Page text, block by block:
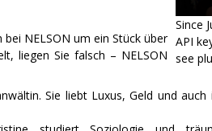
Since
API
see
bei NELSON um ein Stück über
liegen Sie falsch – NELSON
Sie liebt Luxus, Geld und